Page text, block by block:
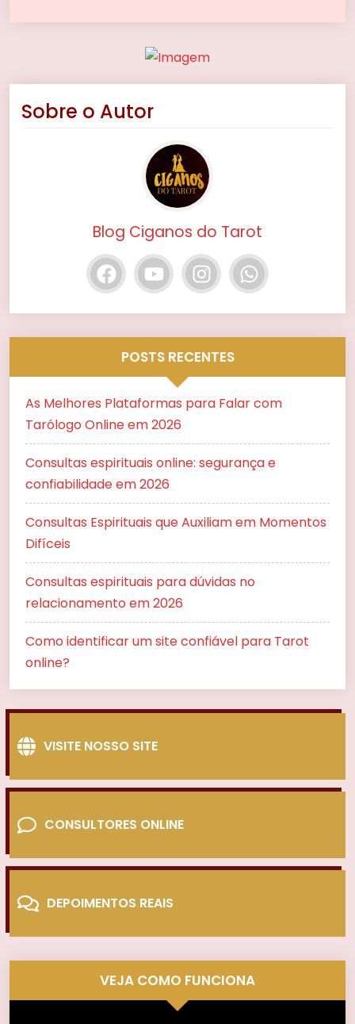
Sobre o Autor
Blog Ciganos do Tarot
POSTS RECENTES
As Melhores Plataformas para Falar com
Tarólogo Online em 2026
Consultas espirituais online: segurança e
confiabilidade em 2026
Consultas Espirituais que Auxiliam em Momentos
Difíceis
Consultas espirituais para dúvidas no
relacionamento em 2026
Como identificar um site confiável para Tarot
online?
VISITE NOSSO SITE
CONSULTORES ONLINE
DEPOIMENTOS REAIS
VEJA COMO FUNCIONA